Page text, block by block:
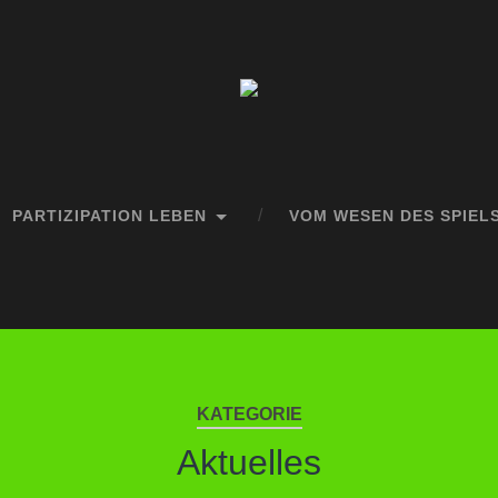
PARTIZIPATION LEBEN VOM WESEN DES
KATEGORIE
Aktuelles